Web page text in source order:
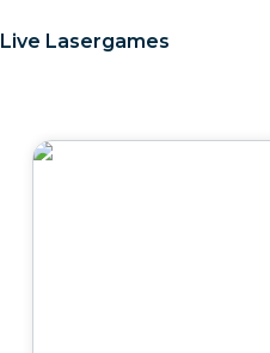
Live Lasergames